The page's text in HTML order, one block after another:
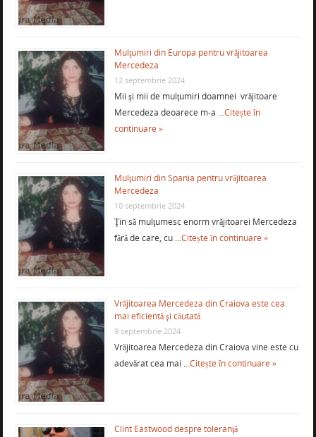
Mulţumiri din Europa pentru vrăjitoarea
Mercedeza
12 septembrie 2024
Mii şi mii de mulţumiri doamnei vrăjitoare
Mercedeza deoarece m-a …Citește în
continuare »
Mulţumiri din Spania pentru vrăjitoarea
Mercedeza
10 septembrie 2024
Ţin să mulţumesc enorm vrăjitoarei Mercedeza
fără de care, cu …Citește în continuare »
Vrăjitoarea Mercedeza din Craiova este cea
mai eficientă şi căutată
9 septembrie 2024
Vrăjitoarea Mercedeza din Craiova vine este cu
adevărat cea mai …Citește în continuare »
Clint Eastwood despre toleranţă